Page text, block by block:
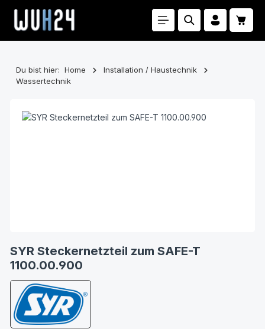
Zum Hauptinhalt springen
Du bist hier: Home
Installation / Haustechnik
Wassertechnik
SYR Steckernetzteil zum SAFE-T
1100.00.900